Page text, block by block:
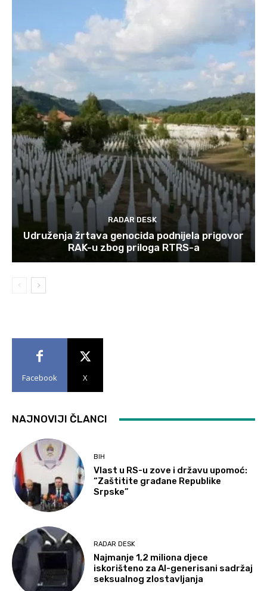
RADAR DESK
Udruženja žrtava genocida podnijela prigovor
RAK-u zbog priloga RTRS-a
Facebook X
NAJNOVIJI ČLANCI
BIH
Vlast u RS-u zove i državu upomoć:
“Zaštitite građane Republike
Srpske”
RADAR DESK
Najmanje 1,2 miliona djece
iskorišteno za AI-generisani sadržaj
seksualnog zlostavljanja